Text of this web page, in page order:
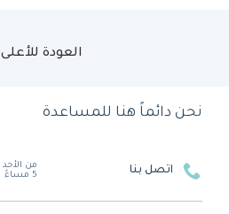
العودة للأعلى
نحن دائماً هنا للمساعدة
اتصل بنا
5 مساءً